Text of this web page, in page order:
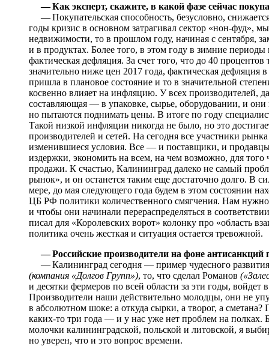
— Как эксперт, скажите, в какой фазе сейчас
— Покупательская способность, безусловно,
годы кризис в основном затрагивал сектор «нон-фуд»,
недвижимости, то в прошлом году, начиная с сентября,
и в продуктах. Более того, в этом году в зимние
фактическая дефляция. За счет того, что до 40
значительно ниже цен 2017 года, фактическая дефляция
пришла в плановое состояние и то в значительной
косвенно влияет на инфляцию. У всех производителей,
составляющая — в упаковке, сырье, оборудовании, и они
но пытаются поднимать цены. В итоге по году
Такой низкой инфляции никогда не было, но это
производителей и сетей. На сегодня все участники
изменившиеся условия. Все — и поставщики, и
издержки, экономить на всем, на чем возможно, для
продажи. К счастью, Калининград далеко не самый
рынок», и он останется таким еще достаточно долго. В
мере, до мая следующего года будем в этом состоянии
ЦБ РФ политики количественного смягчения. Нам
и чтобы они начинали перераспределяться в
писал для «Королевских ворот» колонку про «область
политика очень жесткая и ситуация остается тревожной.
— Российские производители на фоне антисанкций
— Калининград сегодня — пример чудесного
(компания «Долгов Групп»), то, что сделал Романов
и десятки фермеров по всей области за эти годы,
Производители наши действительно молодцы, они не
в абсолютном шоке: а откуда сырки, а творог, а
каких-то три года — и у нас уже нет проблем на полках.
молочки калининградской, польской и литовской, я
но уверен, что и это вопрос времени.